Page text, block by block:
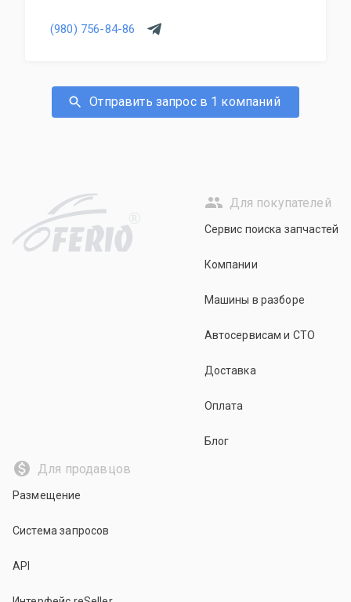
(980) 756-84-86
Отправить запрос в 1 компаний
R
Для покупателей
Сервис поиска запчастей
Компании
Машины в разборе
Автосервисам и СТО
Доставка
Оплата
Блог
Для продавцов
Размещение
Система запросов
API